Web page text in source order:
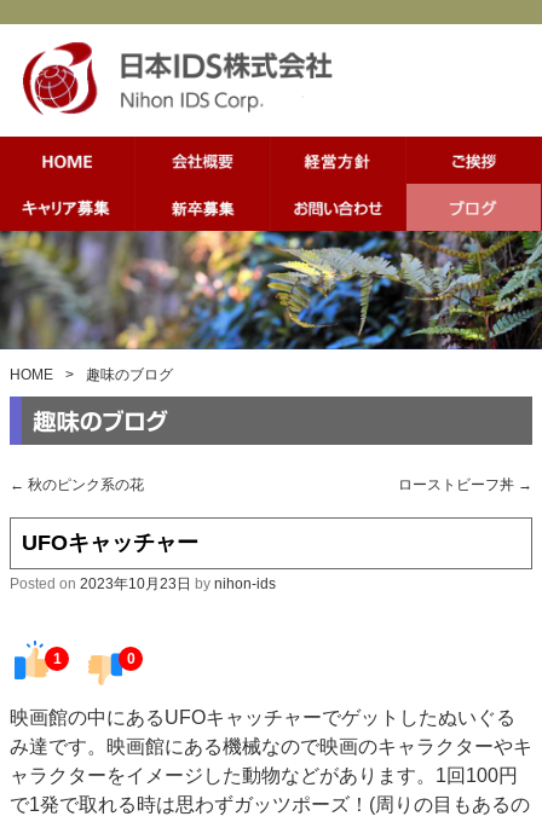
HOME > 趣味のブログ
← 秋のピンク系の花 ローストビーフ丼 →
UFOキャッチャー
Posted on 2023年10月23日 by nihon-ids
1 0
映画館の中にあるUFOキャッチャーでゲットしたぬいぐる
み達です。映画館にある機械なので映画のキャラクターやキ
ャラクターをイメージした動物などがあります。1回100円
で1発で取れる時は思わずガッツポーズ！(周りの目もあるの